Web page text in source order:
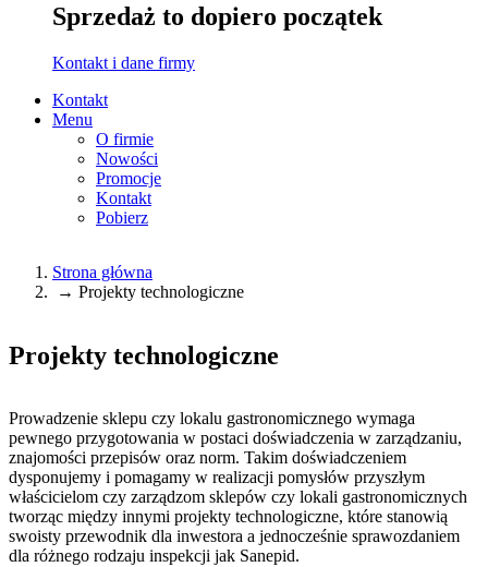
Sprzedaż to dopiero początek
Kontakt i dane firmy
Kontakt
Menu
O firmie
Nowości
Promocje
Kontakt
Pobierz
Jesteś tutaj
Strona główna
→ Projekty technologiczne
Projekty technologiczne
Prowadzenie sklepu czy lokalu gastronomicznego wymaga
pewnego przygotowania w postaci doświadczenia w zarządzaniu,
znajomości przepisów oraz norm. Takim doświadczeniem
dysponujemy i pomagamy w realizacji pomysłów przyszłym
właścicielom czy zarządzom sklepów czy lokali gastronomicznych
tworząc między innymi projekty technologiczne, które stanowią
swoisty przewodnik dla inwestora a jednocześnie sprawozdaniem
dla różnego rodzaju inspekcji jak Sanepid.